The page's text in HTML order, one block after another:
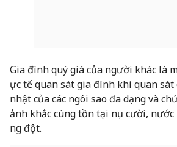
Gia đình quý giá của người khác là
ực tế quan sát gia đình khi quan
nhật của các ngôi sao đa dạng và
ảnh khắc cùng tồn tại nụ cười,
ng đột.